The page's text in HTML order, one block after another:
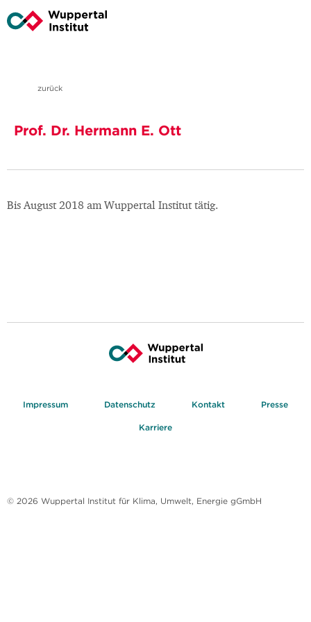
zurück
Prof. Dr. Hermann E. Ott
Bis August 2018 am Wuppertal Institut tätig.
Impressum Datenschutz Kontakt Presse
Karriere
© 2026 Wuppertal Institut für Klima, Umwelt, Energie gGmbH